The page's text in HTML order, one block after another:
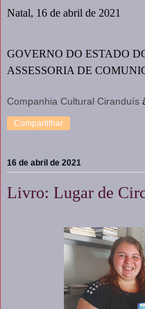
Natal, 16 de abril de 2021
GOVERNO DO ESTADO
ASSESSORIA DE
Companhia Cultural Ciranduís
Compartilhar
16 de abril de 2021
Livro: Lugar de